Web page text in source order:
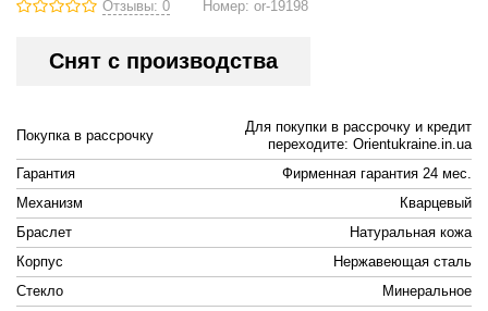
Отзывы: 0 Номер: or-19198
Снят с производства
Покупка в рассрочку
Для покупки в рассрочку и кредит
переходите: Orientukraine.in.ua
Гарантия
Фирменная гарантия 24 мес.
Механизм
Кварцевый
Браслет
Натуральная кожа
Корпус
Нержавеющая сталь
Стекло
Минеральное